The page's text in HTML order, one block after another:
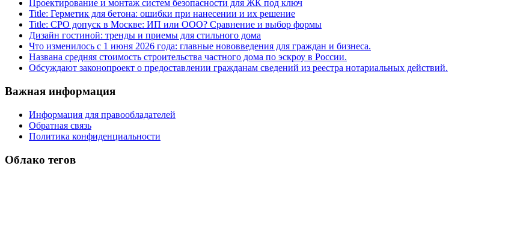
Проектирование и монтаж систем безопасности для ЖК под ключ
Title: Герметик для бетона: ошибки при нанесении и их решение
Title: СРО допуск в Москве: ИП или ООО? Сравнение и выбор формы
Дизайн гостиной: тренды и приемы для стильного дома
Что изменилось с 1 июня 2026 года: главные нововведения для граждан и бизнеса.
Названа средняя стоимость строительства частного дома по эскроу в России.
Обсуждают законопроект о предоставлении гражданам сведений из реестра нотариальных действий.
Важная информация
Информация для правообладателей
Обратная связь
Политика конфиденциальности
Облако тегов